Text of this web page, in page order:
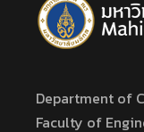
Department of
Faculty of